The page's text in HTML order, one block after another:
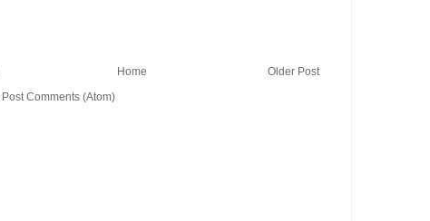
Older Post
Home
Post Comments (Atom)